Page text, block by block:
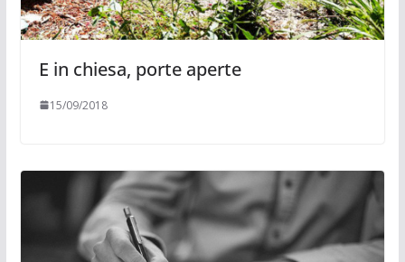
E in chiesa, porte aperte
15/09/2018